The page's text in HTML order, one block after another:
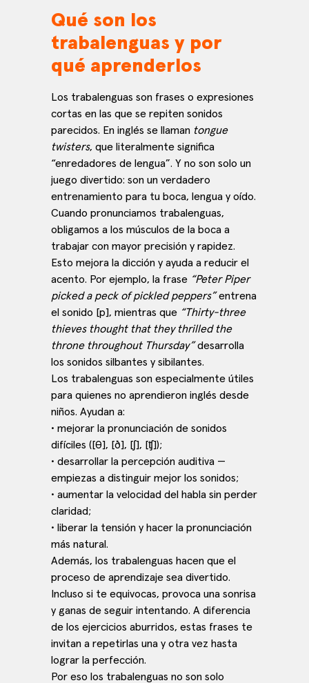
Los trabalenguas son frases o expresiones
cortas en las que se repiten sonidos
parecidos. En inglés se llaman tongue
twisters, que literalmente significa
“enredadores de lengua”. Y no son solo un
juego divertido: son un verdadero
entrenamiento para tu boca, lengua y oído.
Cuando pronunciamos trabalenguas,
obligamos a los músculos de la boca a
trabajar con mayor precisión y rapidez.
Esto mejora la dicción y ayuda a reducir el
acento. Por ejemplo, la frase “Peter Piper
picked a peck of pickled peppers”entrena
el sonido [p], mientras que “Thirty-three
thieves thought that they thrilled the
throne throughout Thursday”desarrolla
los sonidos silbantes y sibilantes.
Los trabalenguas son especialmente útiles
para quienes no aprendieron inglés desde
niños. Ayudan a:
• mejorar la pronunciación de sonidos
difíciles ([θ], [ð], [ʃ], [ʧ]);
• desarrollar la percepción auditiva —
empiezas a distinguir mejor los sonidos;
• aumentar la velocidad del habla sin perder
claridad;
• liberar la tensión y hacer la pronunciación
más natural.
Además, los trabalenguas hacen que el
proceso de aprendizaje sea divertido.
Incluso si te equivocas, provoca una sonrisa
y ganas de seguir intentando. A diferencia
de los ejercicios aburridos, estas frases te
invitan a repetirlas una y otra vez hasta
lograr la perfección.
Por eso los trabalenguas no son solo
Qué son los
trabalenguas y por
qué aprenderlos